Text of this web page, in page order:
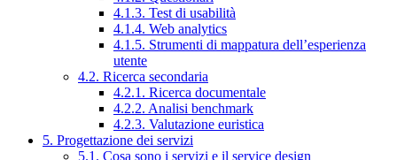
4.1.3. Test di usabilità
4.1.4. Web analytics
4.1.5. Strumenti di mappatura dell’esperienza
utente
4.2. Ricerca secondaria
4.2.1. Ricerca documentale
4.2.2. Analisi benchmark
4.2.3. Valutazione euristica
5. Progettazione dei servizi
5.1. Cosa sono i servizi e il service design